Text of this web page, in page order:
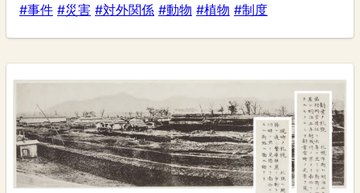
#事件 #災害 #対外関係 #動物 #植物 #制度